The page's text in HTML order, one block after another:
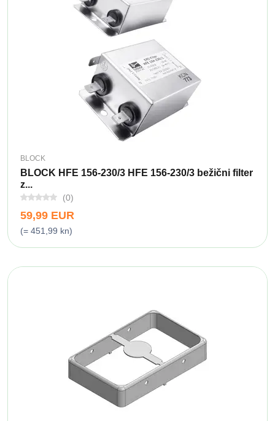
BLOCK
BLOCK HFE 156-230/3 HFE 156-230/3 bežični filter
z...
(0)
59,99 EUR
(= 451,99 kn)